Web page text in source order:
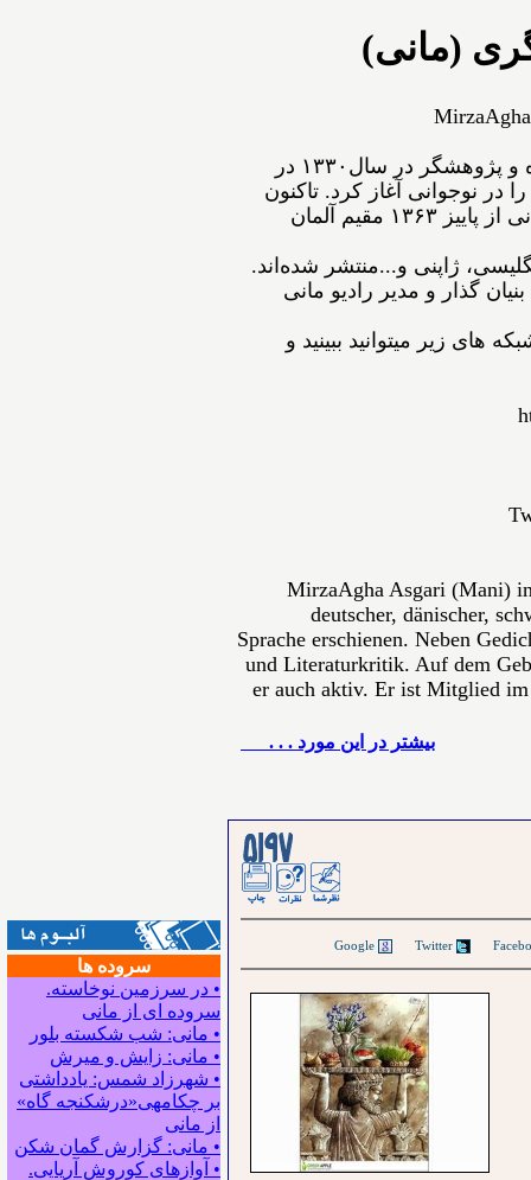
سروده ها
• در سرزمین نوخاسته.
سروده ای از مانی
• مانی: شب شکسته بلور
• مانی: زایش و میرش
• شهرزاد شمس: یادداشتی
بر چکامه‍ی«درشکنجه گاه»
از مانی
• مانی: گزارش گمان شکن
• آوازهای کوروش آریایی.
(مانی)
MirzaAgha
ﻣﻴﺮﺯﺍﺁﻗﺎﻋﺴگرﻯ(ﻣﺎﻧﻰ) شاعر، نویسنده و پژوهشگر ﺩﺭ ﺳﺎﻝ۱۳۳۰ در
ﺩﺭ ﻧﻮﺟﻮﺍﻧﻰ ﺁﻏﺎﺯ ﻛﺮﺩ. ﺗﺎﻛﻨﻮﻥ
۵۴ ﺟﻠﺪ ﺍﺯ ﺁﺛﺎﺭﺵ ﺑﻪ ﭼﺎﭖ ﺭﺳﻴﺪه‌اﻧﺪ. مانی از ﭘﺎﻳﻴﺰ ۱۳۶۳ مقیم ﺁﻟﻤﺎﻥ
ژاپنی و...ﻣﻨﺘﺸﺮ ﺷﺪﻩ⁯اند.
گذار و مدیر رادیو مانی
های زیر میتوانید ببینید و
MirzaAgha Asgari (Mani)
deutscher, dänischer,
Sprache erschienen. Neben
und Literaturkritik. Auf dem
er auch aktiv. Er ist Mitglied
بيشتر در این مورد . . .
Twitter
Google